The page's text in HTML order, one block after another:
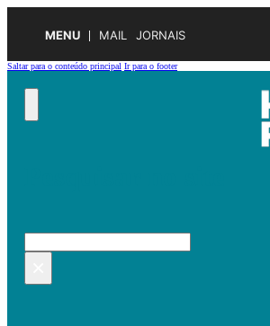
MENU MAIL JORNAIS
Saltar para o conteúdo principal Ir para o footer
Pesquisar